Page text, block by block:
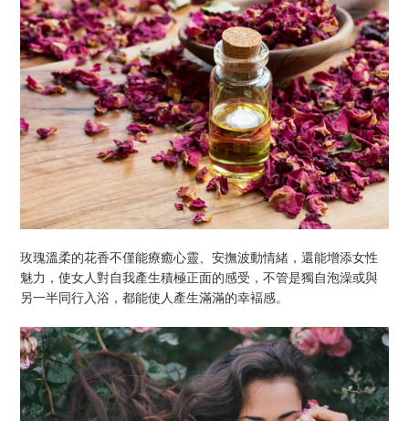
玫瑰溫柔的花香不僅能療癒心靈、安撫波動情緒，還能增添女性
魅力，使女人對自我產生積極正面的感受，不管是獨自泡澡或與
另一半同行入浴，都能使人產生滿滿的幸褔感。